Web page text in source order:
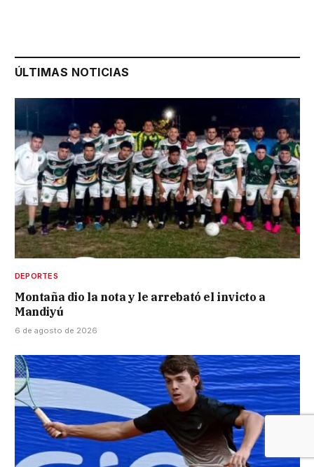
ÚLTIMAS NOTICIAS
DEPORTES
Montaña dio la nota y le arrebató el invicto a
Mandiyú
6 de agosto de 2026